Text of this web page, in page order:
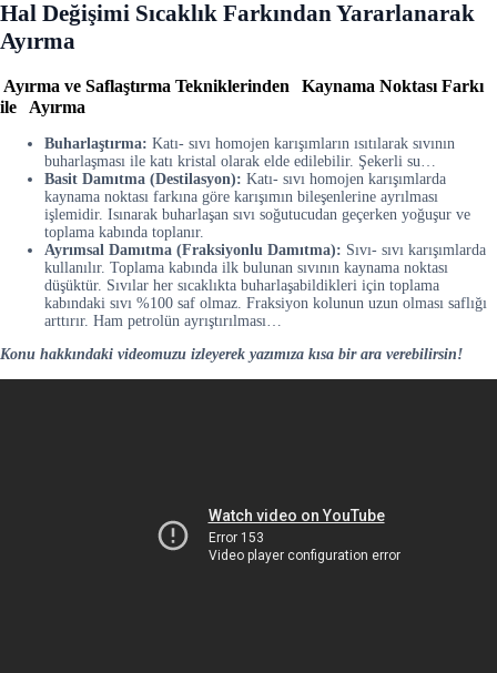
Hal Değişimi Sıcaklık Farkından Yararlanarak
Ayırma
Ayırma ve Saflaştırma Tekniklerinden Kaynama Noktası Farkı
ile Ayırma
Buharlaştırma: Katı- sıvı homojen karışımların ısıtılarak sıvının
buharlaşması ile katı kristal olarak elde edilebilir. Şekerli su…
Basit Damıtma (Destilasyon): Katı- sıvı homojen karışımlarda
kaynama noktası farkına göre karışımın bileşenlerine ayrılması
işlemidir. Isınarak buharlaşan sıvı soğutucudan geçerken yoğuşur ve
toplama kabında toplanır.
Ayrımsal Damıtma (Fraksiyonlu Damıtma): Sıvı- sıvı karışımlarda
kullanılır. Toplama kabında ilk bulunan sıvının kaynama noktası
düşüktür. Sıvılar her sıcaklıkta buharlaşabildikleri için toplama
kabındaki sıvı %100 saf olmaz. Fraksiyon kolunun uzun olması saflığı
arttırır. Ham petrolün ayrıştırılması…
Konu hakkındaki videomuzu izleyerek yazımıza kısa bir ara verebilirsin!